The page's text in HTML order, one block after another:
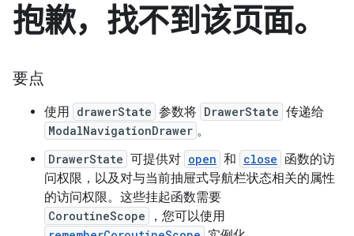
要点
使用 drawerState 参数将 DrawerState 传递给
ModalNavigationDrawer 。
DrawerState 可提供对 open 和 close 函数的访
问权限，以及对与当前抽屉式导航栏状态相关的属性
的访问权限。这些挂起函数需要
CoroutineScope ，您可以使用